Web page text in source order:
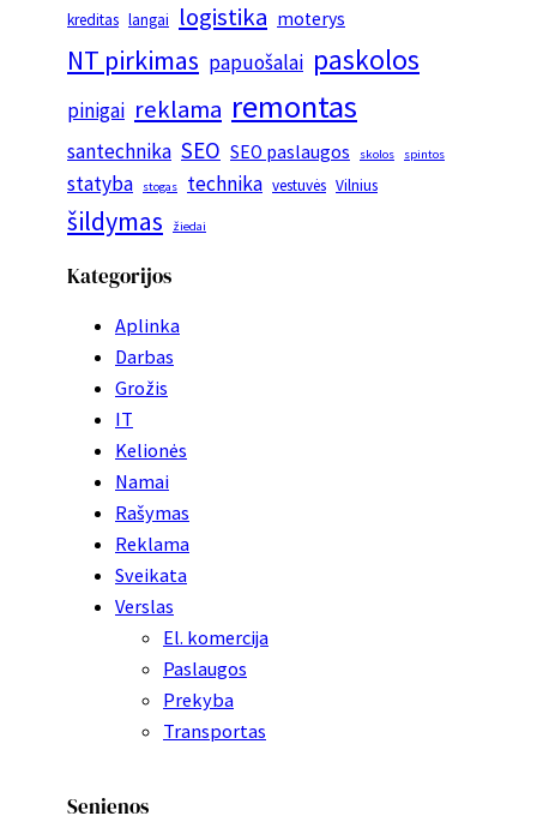
kreditas langai logistika moterys
NT pirkimas papuošalai paskolos
pinigai reklama remontas
santechnika SEO SEO paslaugos skolos spintos
statyba stogas technika vestuvės Vilnius
šildymas žiedai
Kategorijos
Aplinka
Darbas
Grožis
IT
Kelionės
Namai
Rašymas
Reklama
Sveikata
Verslas
El. komercija
Paslaugos
Prekyba
Transportas
Senienos